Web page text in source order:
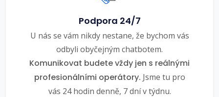
Podpora 24/7
U nás se vám nikdy nestane, že bychom vás
odbyli obyčejným chatbotem.
Komunikovat budete vždy jen s reálnými
profesionálními operátory. Jsme tu pro
vás 24 hodin denně, 7 dní v týdnu.